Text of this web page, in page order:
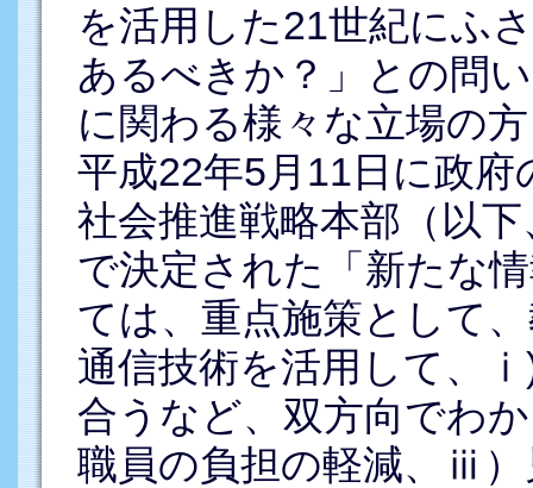
を活用した21世紀にふ
あるべきか？」との問
に関わる様々な立場の
平成22年5月11日に政
社会推進戦略本部（以
で決定された「新たな
ては、重点施策として
通信技術を活用して、
合うなど、双方向でわ
職員の負担の軽減、ⅲ